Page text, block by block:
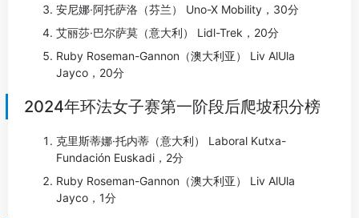
安尼娜·阿托萨洛（芬兰） Uno-X Mobility，30分
艾丽莎·巴尔萨莫（意大利） Lidl-Trek，20分
Ruby Roseman-Gannon（澳大利亚） Liv AlUla
Jayco，20分
2024年环法女子赛第一阶段后爬坡积分榜
克里斯蒂娜·托内蒂（意大利） Laboral Kutxa-
Fundación Euskadi，2分
Ruby Roseman-Gannon（澳大利亚） Liv AlUla
Jayco，1分